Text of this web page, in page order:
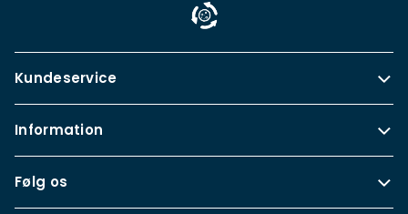
Kundeservice
Information
Følg os